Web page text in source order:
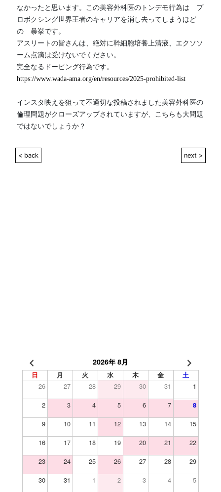
なかったと思います。この美容外科医のトンデモ行為は　プ
ロボクシング世界王者のキャリアを消し去ってしまうほど
の　暴挙です。
アスリートの皆さんは、絶対に幹細胞培養上清液、エクソソ
ーム点滴は受けないでください。
完全なるドーピング行為です。
https://www.wada-ama.org/en/resources/2025-prohibited-list
インスタ映えを狙って不適切な投稿されました美容外科医の
倫理問題がクローズアップされていますが、こちらも大問題
ではないでしょうか？
< back next >
2026年 8月
日 月 火 水 木 金 土
26 27 28 29 30 31
1
2
3 4 5 6 7 8
9 10 11 12 13 14
15
16
17 18 19 20 21
22
23
24 25 26 27 28
29
30
31 1 2 3 4 5